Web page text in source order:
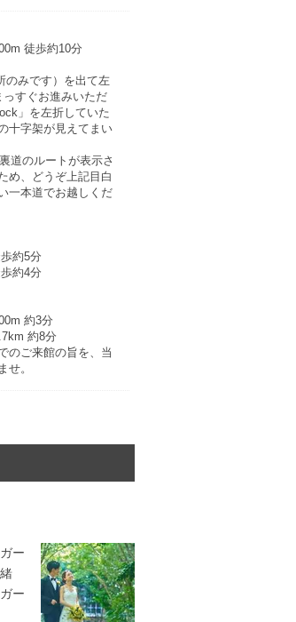
徒歩約10分
のみです）を出て左
すぐお進みいただ
」を左折していた
十字架が見えてまい
道のルートが表示さ
め、どうぞ上記目白
一本道でお越しくだ
約5分
約4分
約3分
約8分
のご来館の旨を、当
せ。
ー
ー